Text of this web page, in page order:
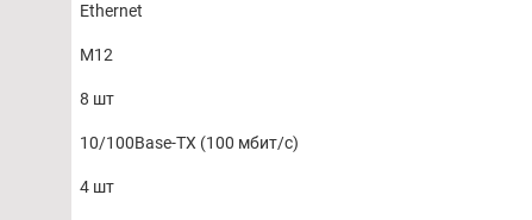
Ethernet
M12
8 шт
10/100Base-TX (100 мбит/с)
4 шт